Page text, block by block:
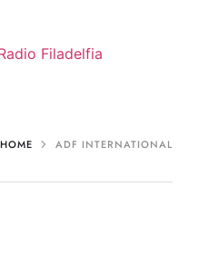
Filadelfia
HOME ADF INTERNATIONAL